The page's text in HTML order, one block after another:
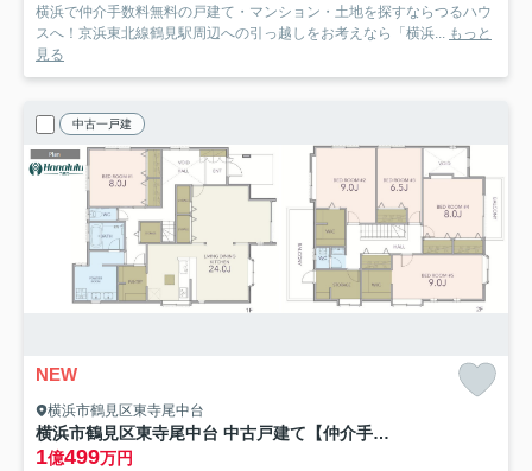
横浜で仲介手数料無料の戸建て・マンション・土地を探すならつるハウ
スへ！京浜東北線鶴見駅周辺への引っ越しをお考えなら「横浜... もっと
見る
中古一戸建
NEW
横浜市鶴見区東寺尾中台
横浜市鶴見区東寺尾中台 中古戸建て【仲介手数料無料】
1億499万円